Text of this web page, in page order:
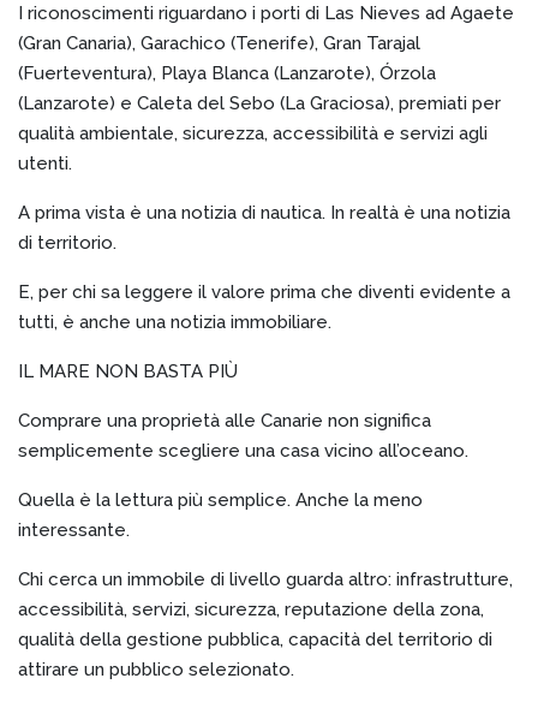
I riconoscimenti riguardano i porti di Las Nieves ad Agaete
(Gran Canaria), Garachico (Tenerife), Gran Tarajal
(Fuerteventura), Playa Blanca (Lanzarote), Órzola
(Lanzarote) e Caleta del Sebo (La Graciosa), premiati per
qualità ambientale, sicurezza, accessibilità e servizi agli
utenti.
A prima vista è una notizia di nautica. In realtà è una notizia
di territorio.
E, per chi sa leggere il valore prima che diventi evidente a
tutti, è anche una notizia immobiliare.
IL MARE NON BASTA PIÙ
Comprare una proprietà alle Canarie non significa
semplicemente scegliere una casa vicino all’oceano.
Quella è la lettura più semplice. Anche la meno
interessante.
Chi cerca un immobile di livello guarda altro: infrastrutture,
accessibilità, servizi, sicurezza, reputazione della zona,
qualità della gestione pubblica, capacità del territorio di
attirare un pubblico selezionato.